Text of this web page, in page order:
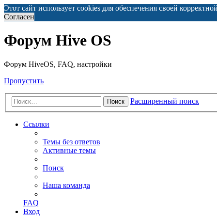
Этот сайт использует cookies для обеспечения своей
Согласен
Форум Hive OS
Форум HiveOS, FAQ, настройки
Пропустить
Поиск Расширенный поиск
Ссылки
Темы без ответов
Активные темы
Поиск
Наша команда
FAQ
Вход